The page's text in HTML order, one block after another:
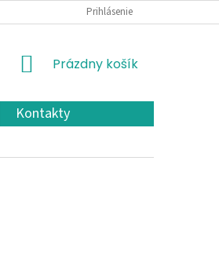
OCHRANA OSOBNÝCH ÚDAJOV A COOKIES
Prihlásenie
NÁKUPNÝ
Prázdny košík
Kontakty